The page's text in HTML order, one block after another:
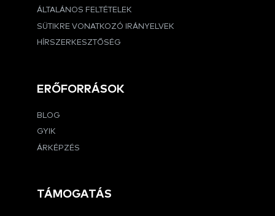
ÁLTALÁNOS FELTÉTELEK
SÜTIKRE VONATKOZÓ IRÁNYELVEK
HÍRSZERKESZTŐSÉG
ERŐFORRÁSOK
BLOG
GYIK
ÁRKÉPZÉS
TÁMOGATÁS